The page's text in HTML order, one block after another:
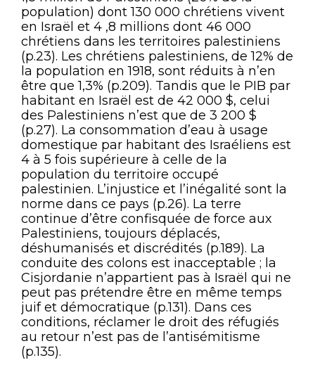
population) dont 130 000 chrétiens vivent
en Israël et 4 ,8 millions dont 46 000
chrétiens dans les territoires palestiniens
(p.23). Les chrétiens palestiniens, de 12% de
la population en 1918, sont réduits à n’en
être que 1,3% (p.209). Tandis que le PIB par
habitant en Israël est de 42 000 $, celui
des Palestiniens n’est que de 3 200 $
(p.27). La consommation d’eau à usage
domestique par habitant des Israéliens est
4 à 5 fois supérieure à celle de la
population du territoire occupé
palestinien. L’injustice et l’inégalité sont la
norme dans ce pays (p.26). La terre
continue d’être confisquée de force aux
Palestiniens, toujours déplacés,
déshumanisés et discrédités (p.189). La
conduite des colons est inacceptable ; la
Cisjordanie n’appartient pas à Israël qui ne
peut pas prétendre être en même temps
juif et démocratique (p.131). Dans ces
conditions, réclamer le droit des réfugiés
au retour n’est pas de l’antisémitisme
(p.135).